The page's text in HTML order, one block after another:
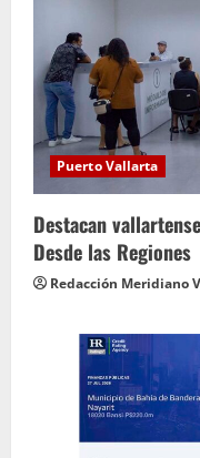
Puerto Vallarta
Destacan
Desde las Regiones
Redacción Meridiano